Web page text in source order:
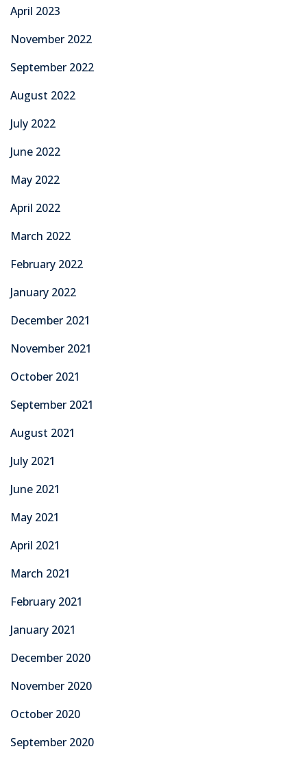
April 2023
November 2022
September 2022
August 2022
July 2022
June 2022
May 2022
April 2022
March 2022
February 2022
January 2022
December 2021
November 2021
October 2021
September 2021
August 2021
July 2021
June 2021
May 2021
April 2021
March 2021
February 2021
January 2021
December 2020
November 2020
October 2020
September 2020